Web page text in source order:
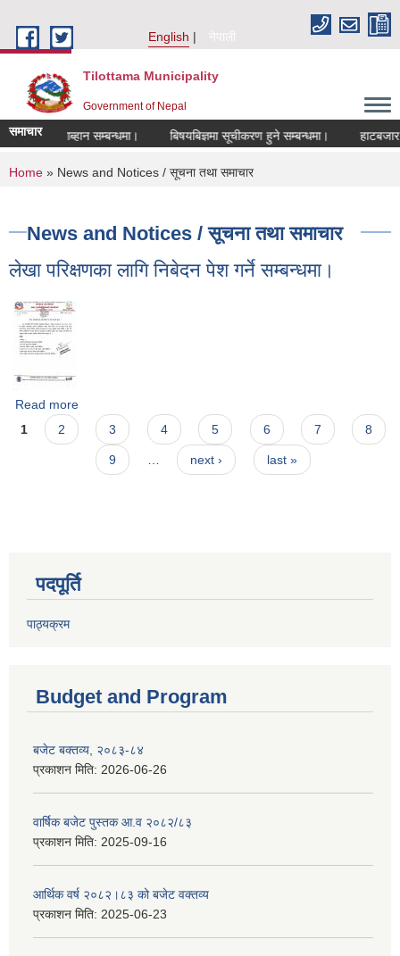
English
नेपाली
Tilottama Municipality
Government of Nepal
समाचारआब्हान सम्बन्धमा। बिषयबिज्ञमा सूचीकरण हुने सम्बन्धमा। हाटबजार ठेका
You are here
Home » News and Notices / सूचना तथा समाचार
News and Notices / सूचना तथा समाचार
लेखा परिक्षणका लागि निबेदन पेश गर्ने सम्बन्धमा।
Read more
Pages
1 2 3 4 5 6 7 8
9 … next › last »
पदपूर्ति
पाठ्यक्रम
Budget and Program
बजेट बक्तव्य, २०८३-८४
प्रकाशन मिति: 2026-06-26
वार्षिक बजेट पुस्तक आ.व २०८२/८३
प्रकाशन मिति: 2025-09-16
आर्थिक वर्ष २०८२।८३ को बजेट वक्तव्य
प्रकाशन मिति: 2025-06-23